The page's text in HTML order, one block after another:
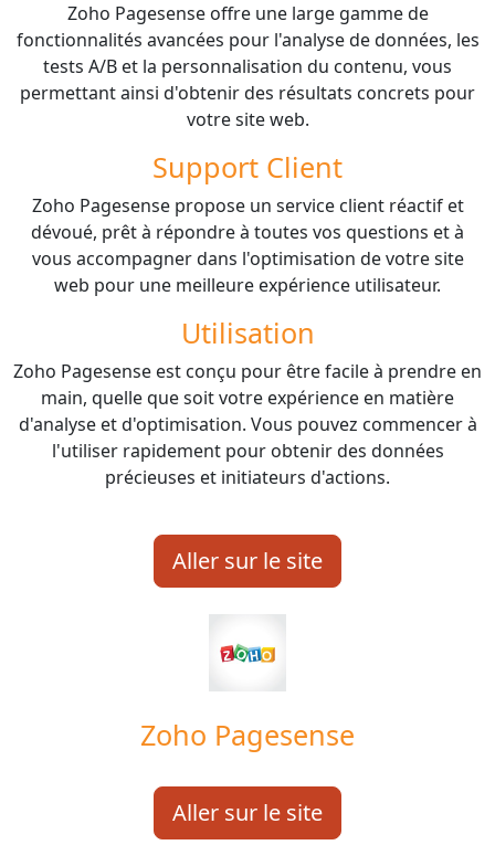
Zoho Pagesense offre une large gamme de
fonctionnalités avancées pour l'analyse de données, les
tests A/B et la personnalisation du contenu, vous
permettant ainsi d'obtenir des résultats concrets pour
votre site web.
Support Client
Zoho Pagesense propose un service client réactif et
dévoué, prêt à répondre à toutes vos questions et à
vous accompagner dans l'optimisation de votre site
web pour une meilleure expérience utilisateur.
Utilisation
Zoho Pagesense est conçu pour être facile à prendre en
main, quelle que soit votre expérience en matière
d'analyse et d'optimisation. Vous pouvez commencer à
l'utiliser rapidement pour obtenir des données
précieuses et initiateurs d'actions.
Aller sur le site
Zoho Pagesense
Aller sur le site